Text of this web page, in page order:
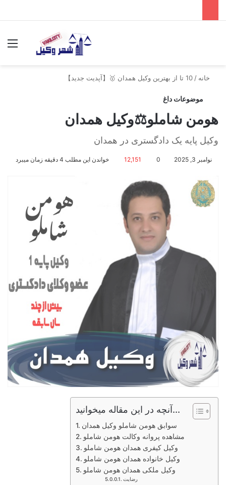
خانه / 10 تا از بهترین وکیل همدان 🥇【آپدیت جدید】
موضوعات داغ
هومن شاملو⚖️وکیل همدان
وکیل پایه یک دادگستری در همدان
نوامبر 3, 2025 0
12,151 خواندن این مطلب 4 دقیقه زمان میبرد
آنچه در این مقاله میخوانید...
سوابق هومن شاملو وکیل همدان
مشاهده پروانه وکالت هومن شاملو
وکیل کیفری همدان هومن شاملو
وکیل خانواده همدان هومن شاملو
وکیل ملکی همدان هومن شاملو
رضایت